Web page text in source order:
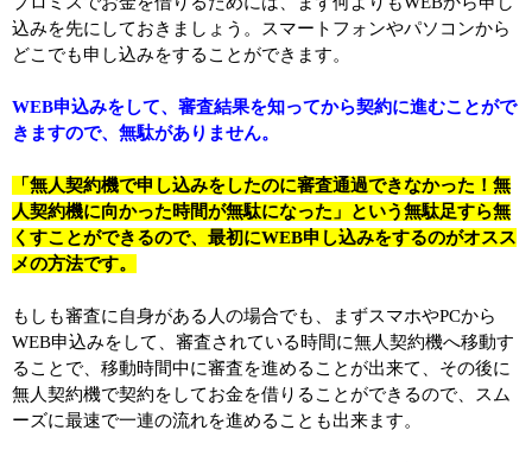
込みを先にしておきましょう。スマートフォンやパソコンから
どこでも申し込みをすることができます。
WEB申込みをして、審査結果を知ってから契約に進むことがで
きますので、無駄がありません。
「無人契約機で申し込みをしたのに審査通過できなかった！無
人契約機に向かった時間が無駄になった」という無駄足すら無
くすことができるので、最初にWEB申し込みをするのがオスス
メの方法です。
もしも審査に自身がある人の場合でも、まずスマホやPCから
WEB申込みをして、審査されている時間に無人契約機へ移動す
ることで、移動時間中に審査を進めることが出来て、その後に
無人契約機で契約をしてお金を借りることができるので、スム
ーズに最速で一連の流れを進めることも出来ます。